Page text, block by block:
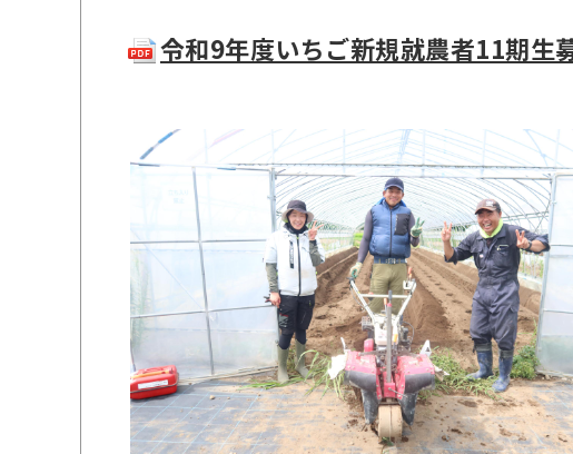
令和9年度いちご新規就農者11期